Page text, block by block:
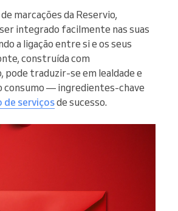
marcações da Reservio,
integrado facilmente nas suas
a ligação entre si e os seus
construída com
pode traduzir-se em lealdade e
consumo — ingredientes-chave
de serviçosde sucesso.